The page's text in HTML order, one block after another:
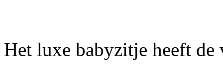
Het luxe babyzitje heeft de